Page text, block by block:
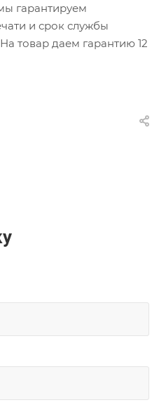
гарантируем
и срок службы
товар даем гарантию 12